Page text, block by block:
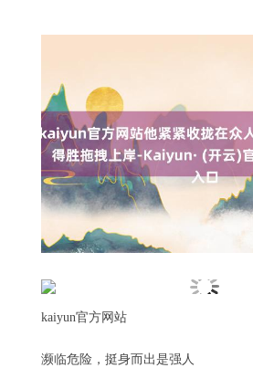
kaiyun官方网站
濒临危险，挺身而出是强人